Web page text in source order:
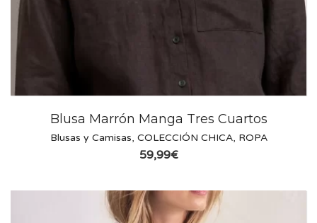
Blusa Marrón Manga Tres Cuartos
Blusas y Camisas, COLECCIÓN CHICA, ROPA
59,99€